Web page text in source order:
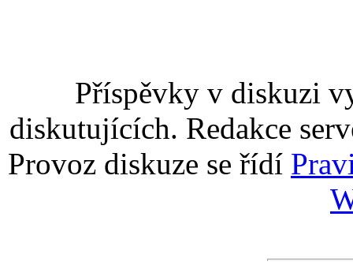
Příspěvky v diskuzi
diskutujících. Redakce
Provoz diskuze se řídí